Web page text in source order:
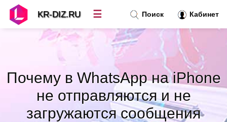
Почему в WhatsApp на iPhone
не отправляются и не
загружаются сообщения
Поиск Кабинет
KR-DIZ.RU ☰
Топ новостей»
Рубрики»